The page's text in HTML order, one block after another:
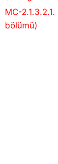
MC-2.1.3.2.1.
bölümü)